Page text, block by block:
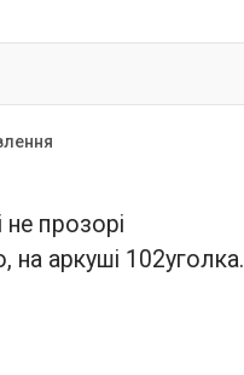
не прозорі
на аркуші 102уголка.